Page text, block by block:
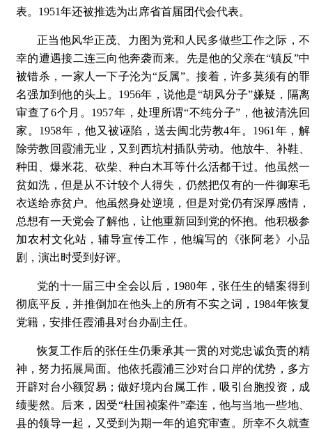
表。1951年还被推选为出席省首届团代会代表。
正当他风华正茂、力图为党和人民多做些工作之际，不
幸的遭遇接二连三向他奔袭而来。先是他的父亲在“镇反”中
被错杀，一家人一下子沦为“反属”。接着，许多莫须有的罪
名强加到他的头上。1956年，说他是“胡风分子”嫌疑，隔离
审查了6个月。1957年，处理所谓“不纯分子”，他被清洗回
家。1958年，他又被诬陷，送去闽北劳教4年。1961年，解
除劳教回霞浦无业，又到西坑村插队劳动。他放牛、补鞋、
种田、爆米花、砍柴、种白木耳等什么活都干过。他虽然一
贫如洗，但是从不计较个人得失，仍然把仅有的一件御寒毛
衣送给赤贫户。他虽然身处逆境，但是对党仍有深厚感情，
总想有一天党会了解他，让他重新回到党的怀抱。他积极参
加农村文化站，辅导宣传工作，他编写的《张阿老》小品
剧，演出时受到好评。
党的十一届三中全会以后，1980年，张任生的错案得到
彻底平反，并推倒加在他头上的所有不实之词，1984年恢复
党籍，安排任霞浦县对台办副主任。
恢复工作后的张任生仍秉承其一贯的对党忠诚负责的精
神，努力拓展局面。他依托霞浦三沙对台口岸的优势，多方
开辟对台小额贸易；做好境内台属工作，吸引台胞投资，成
绩斐然。后来，因受“杜国祯案件”牵连，他与当地一些地、
县的领导一起，又受到为期一年的追究审查。所幸不久就查